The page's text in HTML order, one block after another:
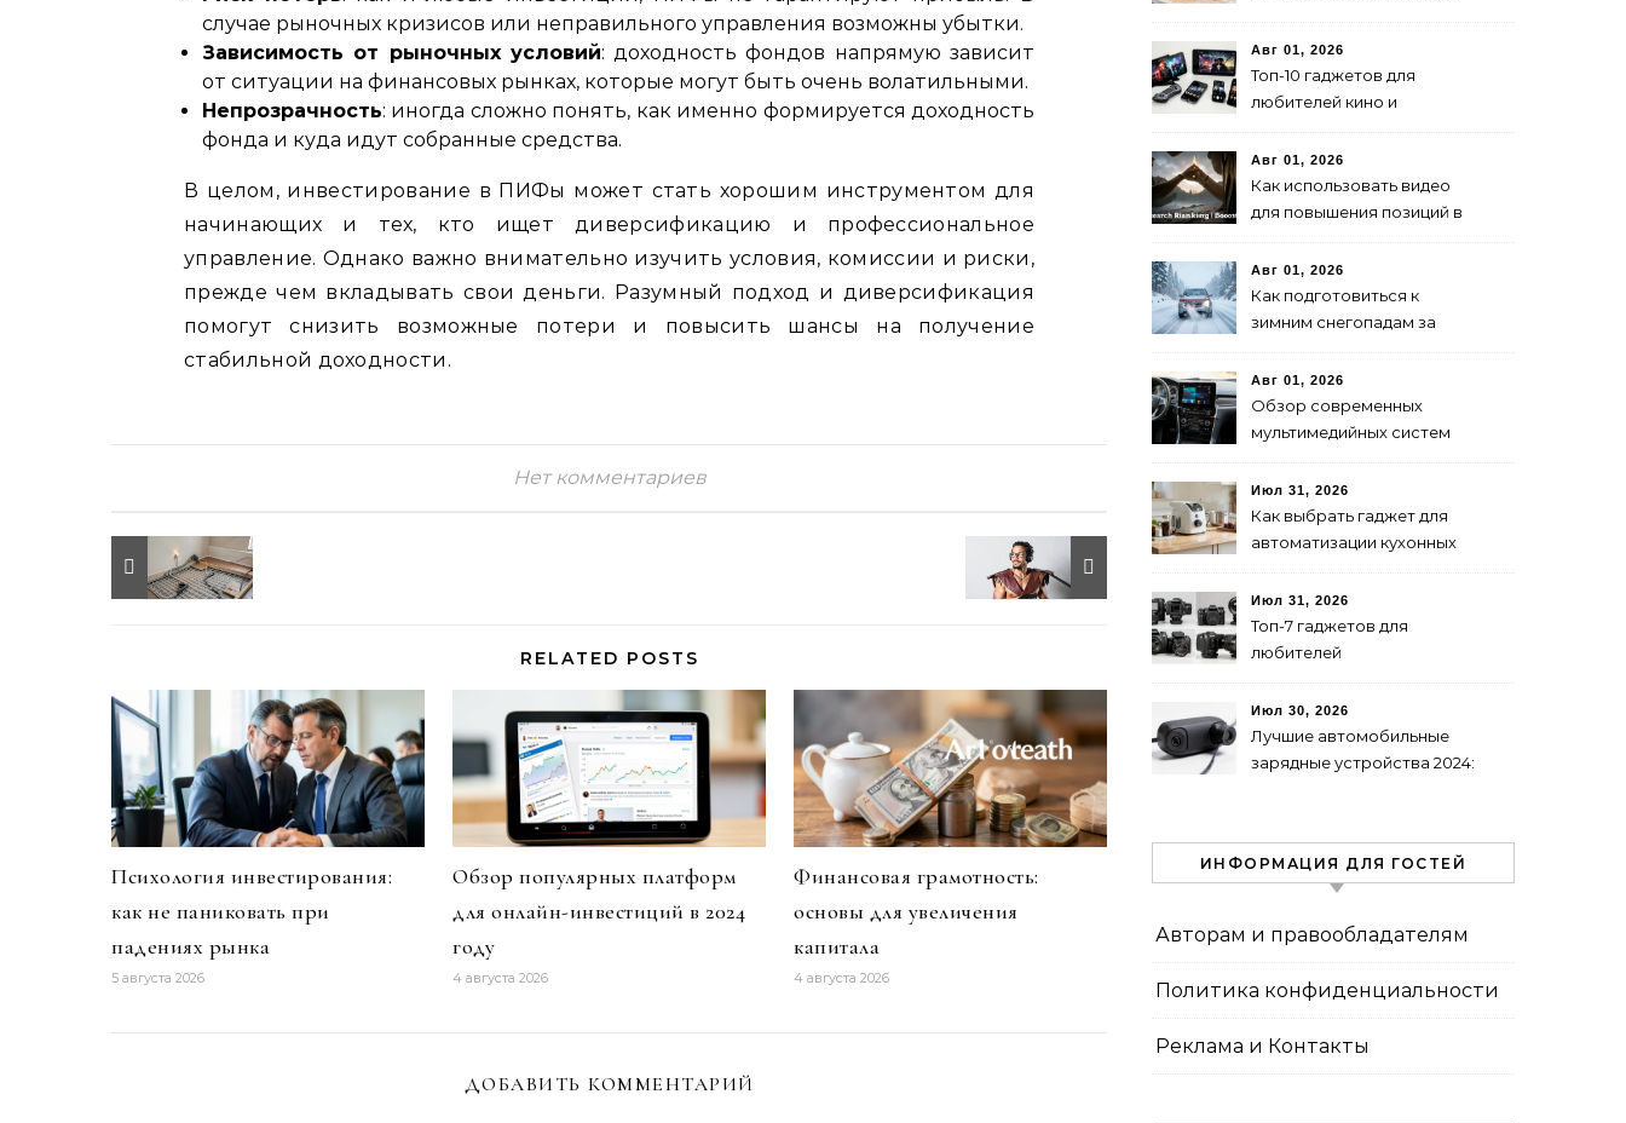
случае рыночных кризисов или неправильного управления возможны убытки.
Зависимость от рыночных условий: доходность фондов напрямую зависит
от ситуации на финансовых рынках, которые могут быть очень волатильными.
Непрозрачность: иногда сложно понять, как именно формируется доходность
фонда и куда идут собранные средства.
В целом, инвестирование в ПИФы может стать хорошим инструментом для
начинающих и тех, кто ищет диверсификацию и профессиональное
управление. Однако важно внимательно изучить условия, комиссии и риски,
прежде чем вкладывать свои деньги. Разумный подход и диверсификация
помогут снизить возможные потери и повысить шансы на получение
стабильной доходности.
Нет комментариев
RELATED POSTS
Психология инвестирования:
как не паниковать при
падениях рынка
5 августа 2026
Обзор популярных платформ
для онлайн-инвестиций в 2024
году
4 августа 2026
Финансовая грамотность:
основы для увеличения
капитала
4 августа 2026
ДОБАВИТЬ КОММЕНТАРИЙ
Авг 01, 2026
Топ-10 гаджетов для
любителей кино и
Авг 01, 2026
Как использовать видео
для повышения позиций в
Авг 01, 2026
Как подготовиться к
зимним снегопадам за
рекомендации
Авг 01, 2026
Обзор современных
мультимедийных систем
преимущества
Июл 31, 2026
Как выбрать гаджет для
автоматизации кухонных
рекомендации
Июл 31, 2026
Топ-7 гаджетов для
любителей
году
Июл 30, 2026
Лучшие автомобильные
зарядные устройства 2024:
ИНФОРМАЦИЯ ДЛЯ ГОСТЕЙ
Авторам и правообладателям
Политика конфиденциальности
Реклама и Контакты